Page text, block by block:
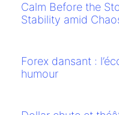
Calm Before the
Stability amid
Forex dansant :
humour